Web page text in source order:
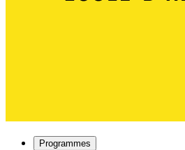
Programmes